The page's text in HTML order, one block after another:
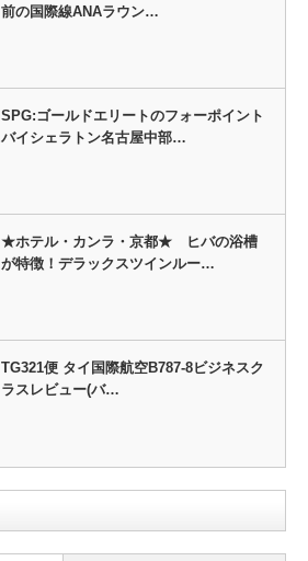
前の国際線ANAラウン…
SPG:ゴールドエリートのフォーポイント
バイシェラトン名古屋中部…
★ホテル・カンラ・京都★ ヒバの浴槽
が特徴！デラックスツインルー…
TG321便 タイ国際航空B787-8ビジネスク
ラスレビュー(バ…